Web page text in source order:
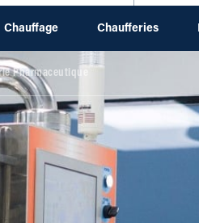
Chauffage Chaufferies
Pharmaceutique